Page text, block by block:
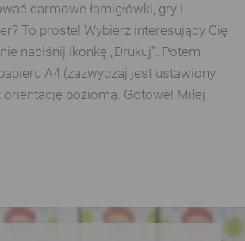
darmowe łamigłówki, gry i
To proste! Wybierz interesujący Cię
naciśnij ikonkę „Drukuj”. Potem
A4 (zazwyczaj jest ustawiony
poziomą. Gotowe! Miłej